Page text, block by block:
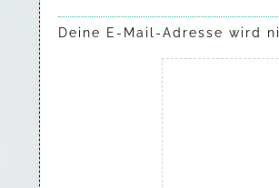
Deine E-Mail-Adresse wird